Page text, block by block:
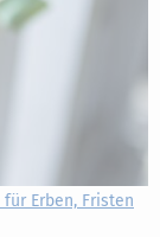
Erben, Fristen